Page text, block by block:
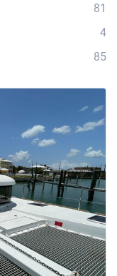
81
4
85